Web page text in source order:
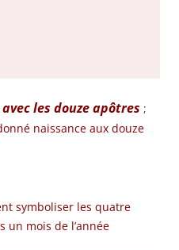
les douze apôtres ;
naissance aux douze
symboliser les quatre
un mois de l’année